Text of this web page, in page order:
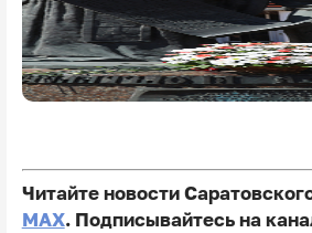
Читайте новости
MAX. Подписывайтесь на